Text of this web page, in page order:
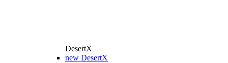
DesertX
new DesertX